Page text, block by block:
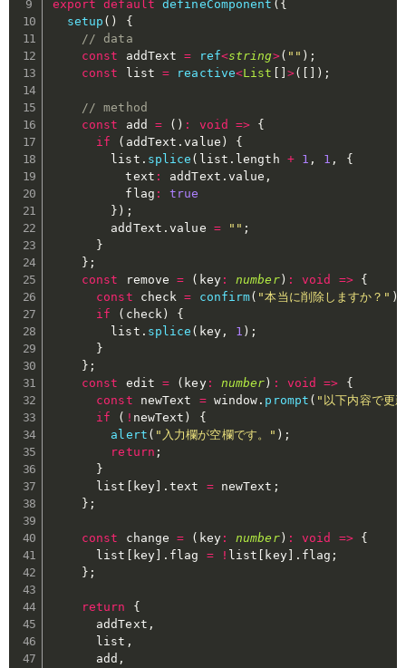
export default defineComponent ( {
setup ( )
{
// data
const addText = ref<string>( "" ) ;
const list = reactive<List >( ) ;
// method
const add = ( ) : void => {
if
( addText .value )
{
        list
. splice ( list . length + 1 , 1 ,
{
          text
: addText . value ,
          flag
:
true
} ) ;
        addText
.value = "" ;
}
} ;
const remove = ( key: number) : void =>
{
const check = confirm( "本当に削除しますか？" )
if
( check )
{
        list
. splice ( key, 1 ) ;
}
} ;
const edit = ( key: number ) : void =>
{
const newText = window . prompt ( "以下内容で更
if
( ! newText )
{
alert ( "入力欄が空欄です。" ) ;
return ;
}
      list
key] .text = newText ;
} ;
const change = ( key: number) : void =>
{
      list
key] . flag = ! list key] . flag ;
} ;
return
{
      addText
,
      list
,
      add
,